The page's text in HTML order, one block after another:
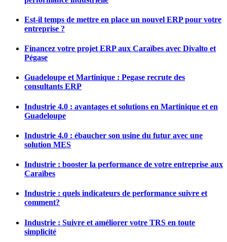
Est-il temps de mettre en place un nouvel ERP pour votre
entreprise ?
Financez votre projet ERP aux Caraïbes avec Divalto et
Pégase
Guadeloupe et Martinique : Pegase recrute des
consultants ERP
Industrie 4.0 : avantages et solutions en Martinique et en
Guadeloupe
Industrie 4.0 : ébaucher son usine du futur avec une
solution MES
Industrie : booster la performance de votre entreprise aux
Caraïbes
Industrie : quels indicateurs de performance suivre et
comment?
Industrie : Suivre et améliorer votre TRS en toute
simplicité